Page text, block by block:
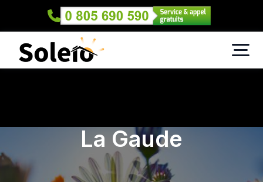
La Gaude